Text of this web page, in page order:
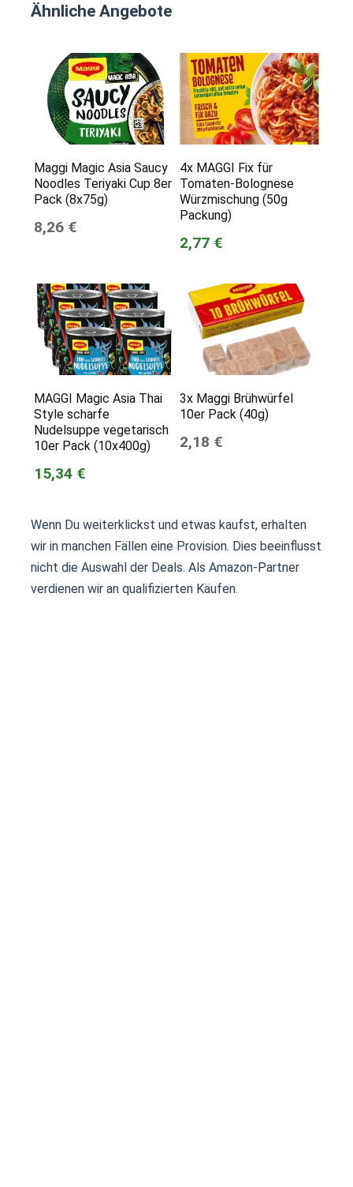
Ähnliche Angebote
Maggi Magic Asia Saucy
Noodles Teriyaki Cup 8er
Pack (8x75g)
8,26 €
4x MAGGI Fix für
Tomaten-Bolognese
Würzmischung (50g
Packung)
2,77 €
MAGGI Magic Asia Thai
Style scharfe
Nudelsuppe vegetarisch
10er Pack (10x400g)
15,34 €
3x Maggi Brühwürfel
10er Pack (40g)
2,18 €
Wenn Du weiterklickst und etwas kaufst, erhalten
wir in manchen Fällen eine Provision. Dies beeinflusst
nicht die Auswahl der Deals. Als Amazon-Partner
verdienen wir an qualifizierten Käufen.